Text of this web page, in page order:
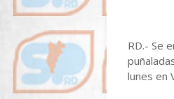
RD.- Se
lunes en